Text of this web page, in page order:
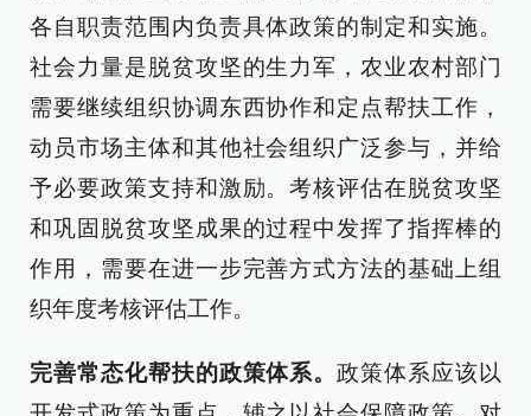
各自职责范围内负责具体政策的制定和实施。
社会力量是脱贫攻坚的生力军，农业农村部门
需要继续组织协调东西协作和定点帮扶工作，
动员市场主体和其他社会组织广泛参与，并给
予必要政策支持和激励。考核评估在脱贫攻坚
和巩固脱贫攻坚成果的过程中发挥了指挥棒的
作用，需要在进一步完善方式方法的基础上组
织年度考核评估工作。
完善常态化帮扶的政策体系。政策体系应该以